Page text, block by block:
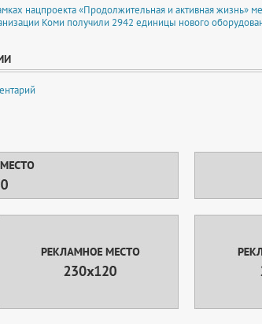
нацпроекта «Продолжительная и активная жизнь»
Коми получили 2942 единицы нового